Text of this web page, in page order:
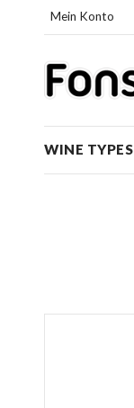
Mein Konto
WINE TYPES